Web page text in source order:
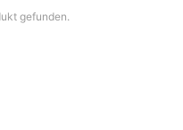
gefunden.